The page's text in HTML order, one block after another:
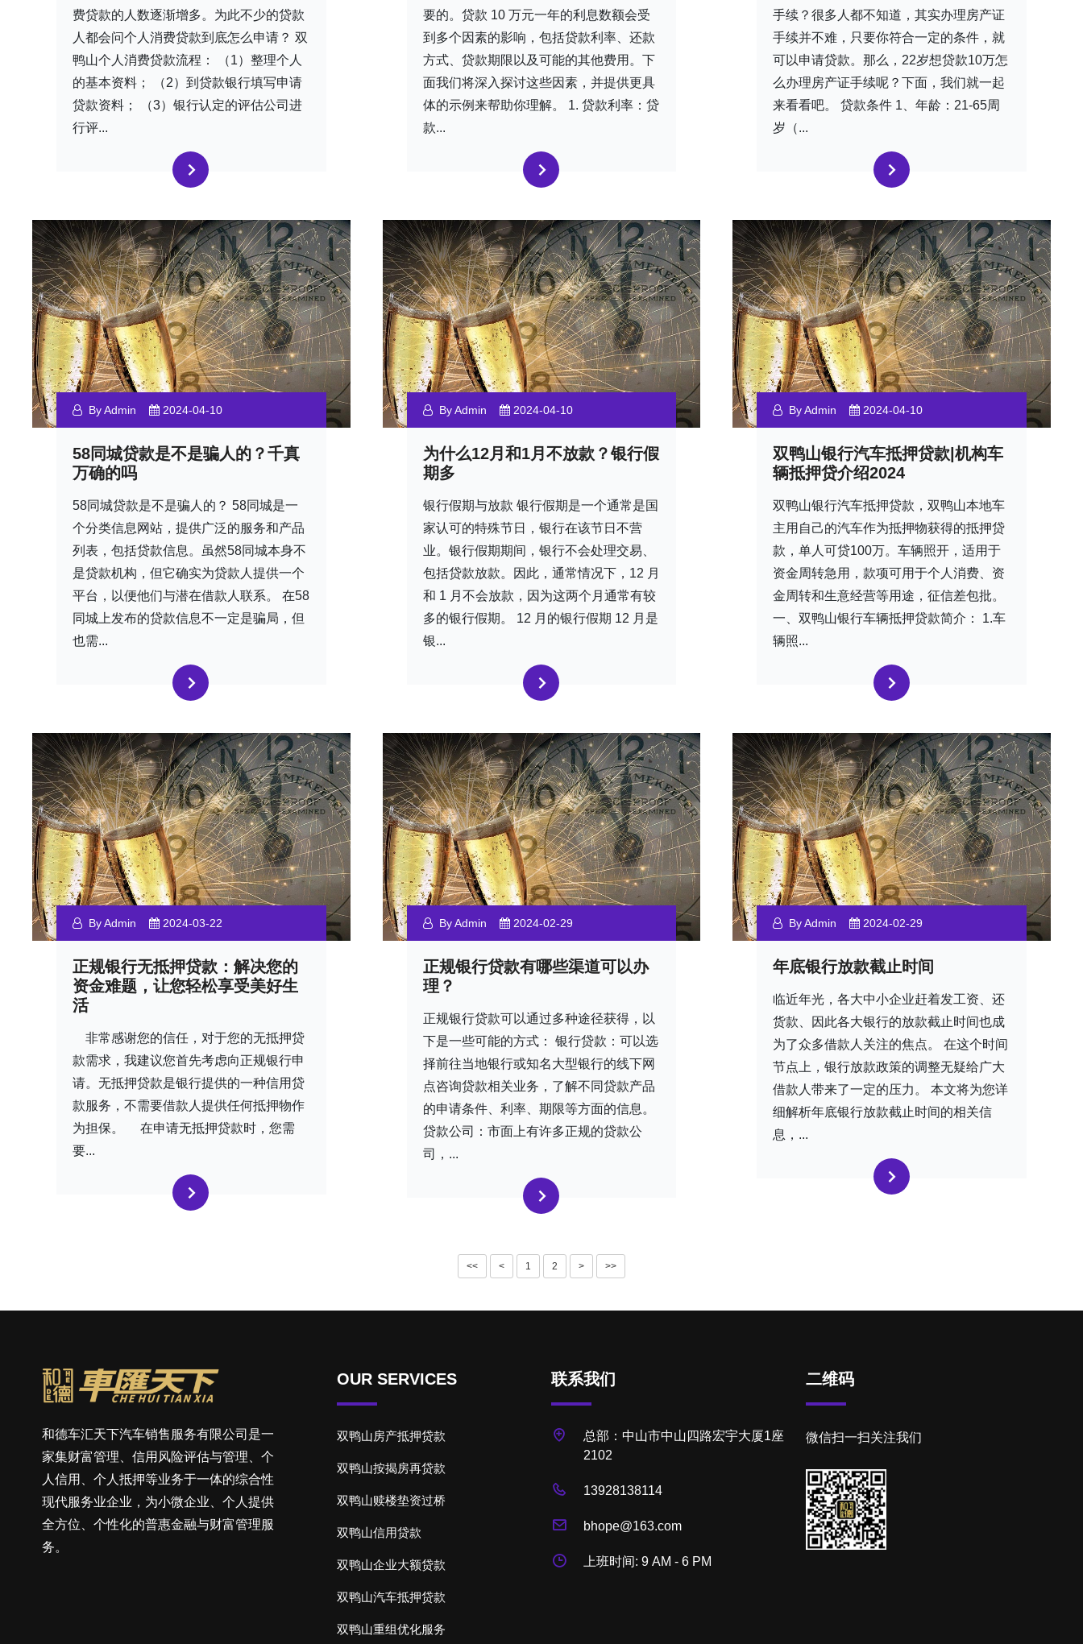
费贷款的人数逐渐增多。为此不少的贷款
人都会问个人消费贷款到底怎么申请？ 双
鸭山个人消费贷款流程： （1）整理个人
的基本资料； （2）到贷款银行填写申请
贷款资料； （3）银行认定的评估公司进
行评...
要的。贷款 10 万元一年的利息数额会受
到多个因素的影响，包括贷款利率、还款
方式、贷款期限以及可能的其他费用。下
面我们将深入探讨这些因素，并提供更具
体的示例来帮助你理解。 1. 贷款利率：贷
款...
手续？很多人都不知道，其实办理房产证
手续并不难，只要你符合一定的条件，就
可以申请贷款。那么，22岁想贷款10万怎
么办理房产证手续呢？下面，我们就一起
来看看吧。 贷款条件 1、年龄：21-65周
岁（...
By Admin 2024-04-10
58同城贷款是不是骗人的？千真
万确的吗
58同城贷款是不是骗人的？ 58同城是一
个分类信息网站，提供广泛的服务和产品
列表，包括贷款信息。虽然58同城本身不
是贷款机构，但它确实为贷款人提供一个
平台，以便他们与潜在借款人联系。 在58
同城上发布的贷款信息不一定是骗局，但
也需...
By Admin 2024-04-10
为什么12月和1月不放款？银行假
期多
银行假期与放款 银行假期是一个通常是国
家认可的特殊节日，银行在该节日不营
业。银行假期期间，银行不会处理交易、
包括贷款放款。因此，通常情况下，12 月
和 1 月不会放款，因为这两个月通常有较
多的银行假期。 12 月的银行假期 12 月是
银...
By Admin 2024-04-10
双鸭山银行汽车抵押贷款|机构车
辆抵押贷介绍2024
双鸭山银行汽车抵押贷款，双鸭山本地车
主用自己的汽车作为抵押物获得的抵押贷
款，单人可贷100万。车辆照开，适用于
资金周转急用，款项可用于个人消费、资
金周转和生意经营等用途，征信差包批。
一、双鸭山银行车辆抵押贷款简介： 1.车
辆照...
By Admin 2024-03-22
正规银行无抵押贷款：解决您的
资金难题，让您轻松享受美好生
活
非常感谢您的信任，对于您的无抵押贷
款需求，我建议您首先考虑向正规银行申
请。无抵押贷款是银行提供的一种信用贷
款服务，不需要借款人提供任何抵押物作
为担保。 在申请无抵押贷款时，您需
要...
By Admin 2024-02-29
正规银行贷款有哪些渠道可以办
理？
正规银行贷款可以通过多种途径获得，以
下是一些可能的方式： 银行贷款：可以选
择前往当地银行或知名大型银行的线下网
点咨询贷款相关业务，了解不同贷款产品
的申请条件、利率、期限等方面的信息。
贷款公司：市面上有许多正规的贷款公
司，...
By Admin 2024-02-29
年底银行放款截止时间
临近年光，各大中小企业赶着发工资、还
货款、因此各大银行的放款截止时间也成
为了众多借款人关注的焦点。 在这个时间
节点上，银行放款政策的调整无疑给广大
借款人带来了一定的压力。 本文将为您详
细解析年底银行放款截止时间的相关信
息，...
<< < 1 2 > >>
和德车汇天下汽车销售服务有限公司是一
家集财富管理、信用风险评估与管理、个
人信用、个人抵押等业务于一体的综合性
现代服务业企业，为小微企业、个人提供
全方位、个性化的普惠金融与财富管理服
务。
OUR SERVICES
双鸭山房产抵押贷款
双鸭山按揭房再贷款
双鸭山赎楼垫资过桥
双鸭山信用贷款
双鸭山企业大额贷款
双鸭山汽车抵押贷款
双鸭山重组优化服务
联系我们
总部：中山市中山四路宏宇大厦1座
2102
13928138114
bhope@163.com
上班时间: 9 AM - 6 PM
二维码
微信扫一扫关注我们